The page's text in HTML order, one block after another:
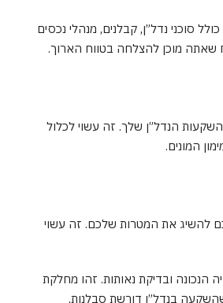
סוכני נדל”ן, קבלנים, מנהלי נכסים
שאתה מוכן להצלחה בטווח הארוך.
הנדל”ן שלך. זה עשוי לכלול
המונים.
להשיג את המטרות שלכם. זה עשוי
הנכונה ובדיקת נאותות. זהו מחלקת
בנדל”ן דורשת סבלנות,